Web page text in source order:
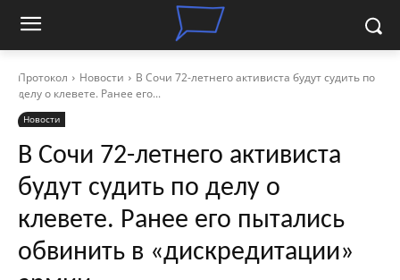
Протокол Новости
В Сочи 72-летнего активиста будут судить по
делу о клевете. Ранее его...
Новости
В Сочи 72-летнего активиста
будут судить по делу о
клевете. Ранее его пытались
обвинить в «дискредитации»